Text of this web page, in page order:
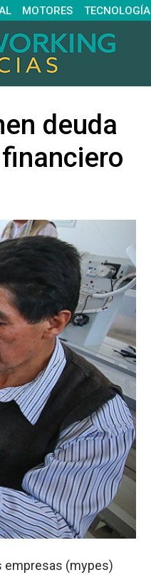
MOTORES TECNOLOGÍA
deuda
empresas (mypes)